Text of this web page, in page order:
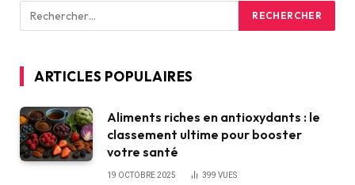
ARTICLES POPULAIRES
Aliments riches en antioxydants : le
classement ultime pour booster
votre santé
19 OCTOBRE 2025 399 VUES